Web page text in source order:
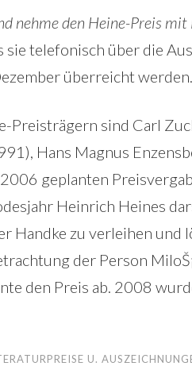
nehme den Heine-Preis
sie telefonisch über die
überreicht werden.
Preisträgern sind Carl
Hans Magnus
geplanten
Heinrich Heines
Handke zu verleihen und
der Person
den Preis ab. 2008
U.